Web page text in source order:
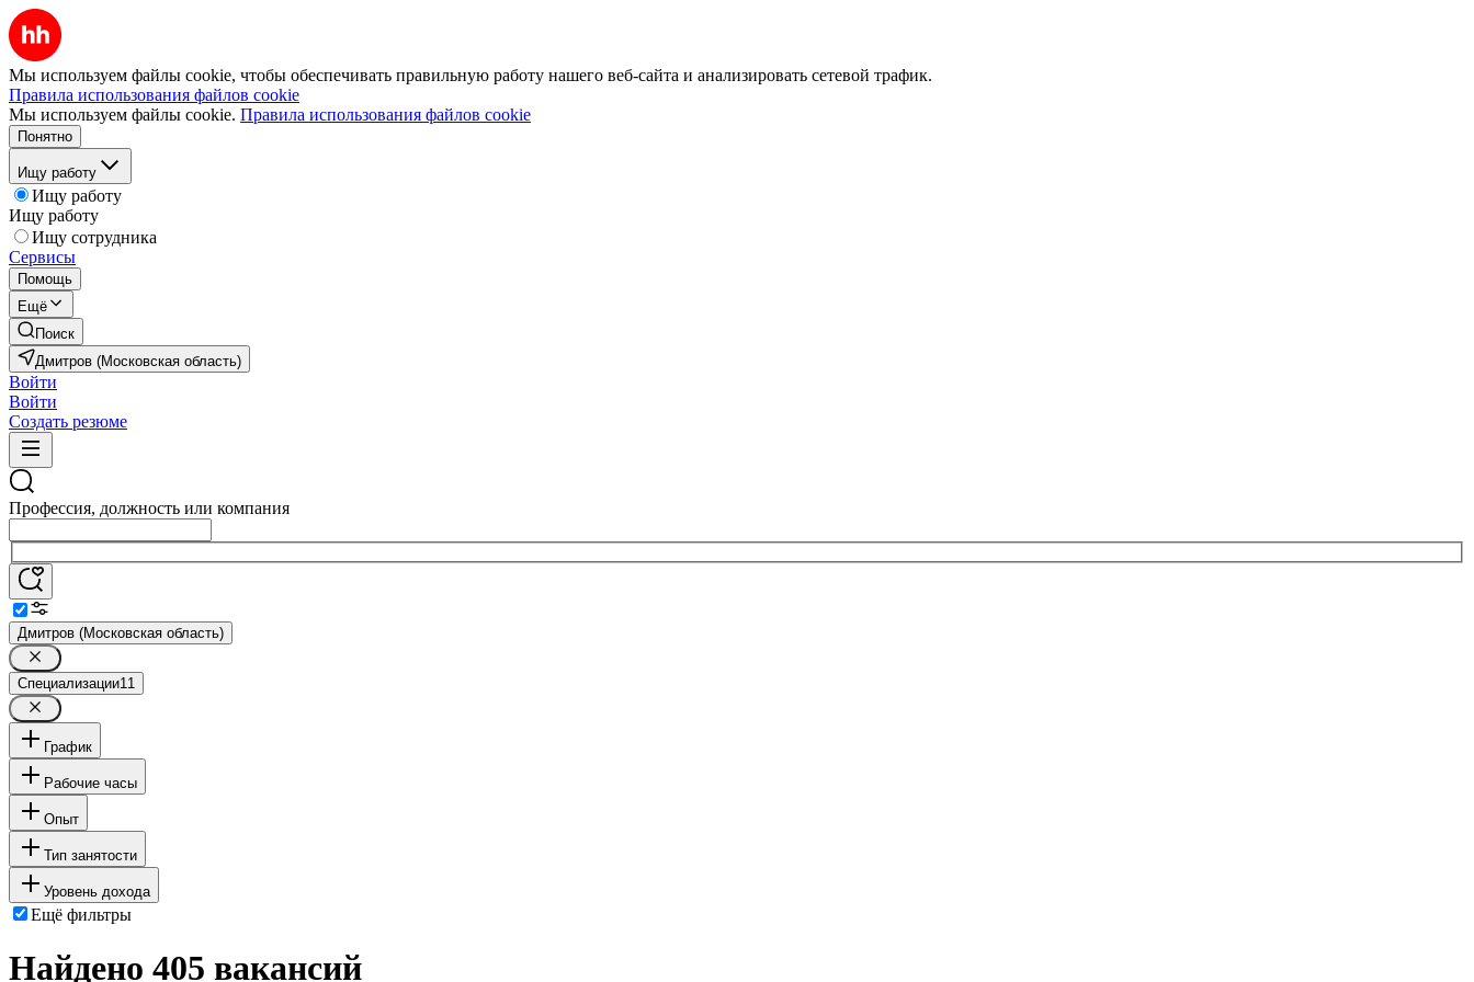
Мы используем файлы cookie, чтобы обеспечивать правильную работу нашего веб-сайта и анализировать сетевой трафик.
Правила использования файлов cookie
Мы используем файлы cookie. Правила использования файлов cookie
Понятно
Ищу работу
Ищу работу
Ищу работу
Ищу сотрудника
Сервисы
Помощь
Ещё
Поиск
Дмитров (Московская область)
Войти
Войти
Создать резюме
Профессия, должность или компания
Дмитров (Московская область)
Специализации11
График
Рабочие часы
Опыт
Тип занятости
Уровень дохода
Ещё фильтры
Найдено 405 вакансий